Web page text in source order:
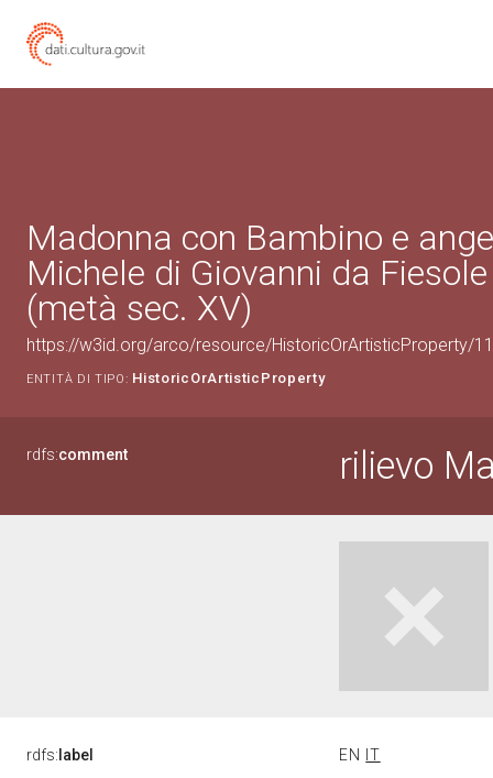
Madonna con Bambino e
Michele di Giovanni da
(metà sec. XV)
https://w3id.org/arco/resource/HistoricOrArtisticProperty/
ENTITÀ DI TIPO: HistoricOrArtisticProperty
rdfs:comment rilievo
rdfs: label EN IT